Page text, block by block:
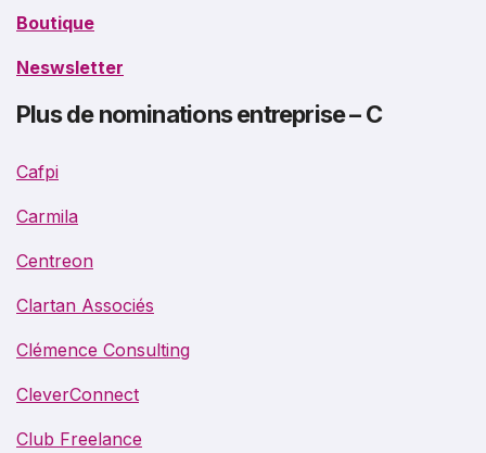
Boutique
Neswsletter
Plus de nominations entreprise – C
Cafpi
Carmila
Centreon
Clartan Associés
Clémence Consulting
CleverConnect
Club Freelance